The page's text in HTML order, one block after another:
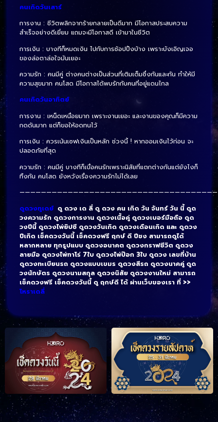
คนเกิดวันเสาร์
การงาน : ชีวิตพลิกจากร้ายกลายเป็นดีมาก มีโอกาสประสบความ
สำเร็จอย่างดีเยี่ยม แถมจะมีโอกาสดี เข้ามาในชีวิต
การเงิน : บางทีก็หมดเงิน ไปกับการช้อปปิ้งบ้าง เพราะบังเอิญเจอ
ของล่อตาล่อใจมันเยอะ
ความรัก : คนมีคู่ ต่างคนต่างเป็นส่วนที่เติมเต็มซึ่งกันและกัน ทำให้มี
ความสุขมาก คนโสด มีโอกาสได้พบรักกับคนที่อยู่แดนไกล
คนเกิดวันอาทิตย์
การงาน : เหน็ดเหนื่อยมาก เพราะงานเยอะ และงานของคุณก็มีความ
กดดันมาก แต่ก็ขอให้อดทนไว้
การเงิน : ควรเน้นเซฟเงินเป็นหลัก ช่วงนี้ ! หากออมเงินไว้ก่อน จะ
ปลอดภัยที่สุด
ความรัก : คนมีคู่ บางทีก็เบื่อคนรักเพราะนิสัยที่แตกต่างกันแต่ยังไงก็
ทิ้งกัน คนโสด ยังหวังเรื่องความรักไม่ได้เลย
ดูดวงทูเดย์ดู ดวง เด ลี่ ดู ดวง คน เกิด วัน จันทร์ วัน นี้ ดูด
วงความรัก ดูดวงการงาน ดูดวงเนื้อคู่ ดูดวงเบอร์มือถือ ดูด
วงปีนี้ ดูดวงไพ่ยิปซี ดูดวงวันเกิด ดูดวงเดือนเกิด และ ดูดวง
ปีเกิด เช็คดวงวันนี้ เช็คดวงฟรี ฤกษ์ ดี ปีชง สามารถดูได้
หลากหลาย ทุกรูปแบบ ดูดวงอนาคต ดูดวงกราฟชีวิต ดูดวง
ลายมือ ดูดวงไพ่ทาโร่ 7ใบ ดูดวงไพ่ป๊อก 3ใบ ดูดวง เลขที่บ้าน
ดูดวงทะเบียนรถ ดูดวงแบบเขมร ดูดวงสีรถ ดูดวงนาคคู่ ดูด
วงนักษัตร ดูดวงนามสกุล ดูดวงนิสัย ดูดวงงานใหม่ สามารถ
เช็คดวงฟรี เช็คดวงวันนี้ ดู ฤกษ์ดี ได้ ผ่านเว็บของเรา ที่ >>
โหราเดลี่